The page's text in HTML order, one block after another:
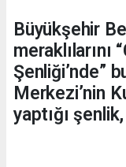
Büyükşehir
meraklılarını
Şenliği’nde”
Merkezi’nin
yaptığı